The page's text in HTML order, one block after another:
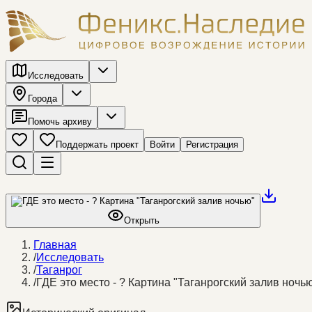
Исследовать
Города
Помочь архиву
Поддержать проект Войти Регистрация
Открыть
Главная
/Исследовать
/Таганрог
/ГДЕ это место - ? Картина "Таганрогский залив